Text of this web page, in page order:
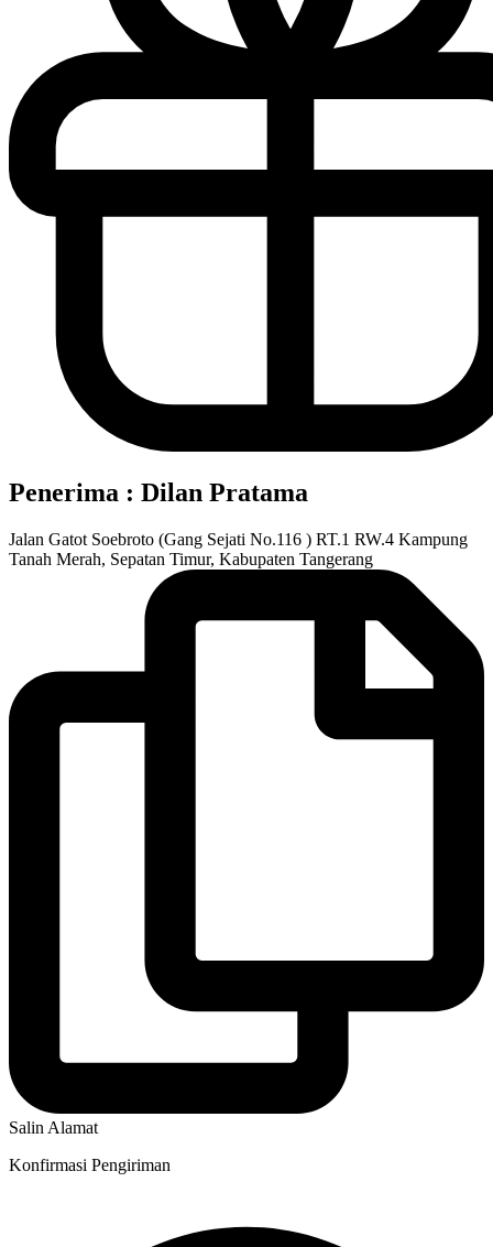
Penerima : Dilan Pratama
Jalan Gatot Soebroto (Gang Sejati No.116 ) RT.1 RW.4 Kampung
Tanah Merah, Sepatan Timur, Kabupaten Tangerang
Salin Alamat
Konfirmasi Pengiriman